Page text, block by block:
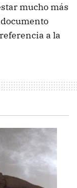
mucho más
a la